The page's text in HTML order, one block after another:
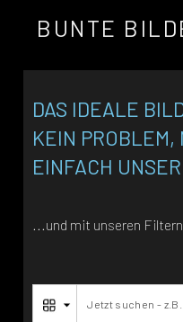
DAS IDEALE
KEIN PROBLEM,
EINFACH
...und mit unseren